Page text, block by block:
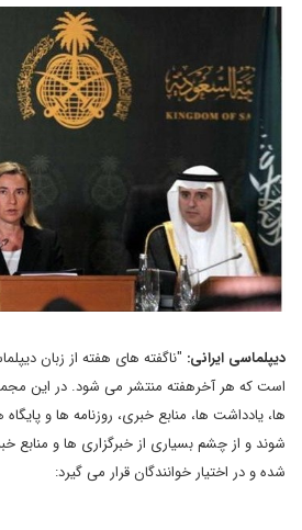
دیپلماسی ایرانی: "ناگفته های هفته از زبان
است که هر آخرهفته منتشر می شود. در این
ها، یادداشت ها، منابع خبری، روزنامه ها و
شوند و از چشم بسیاری از خبرگزاری ها و منابع
شده و در اختیار خوانندگان قرار می گیرد: